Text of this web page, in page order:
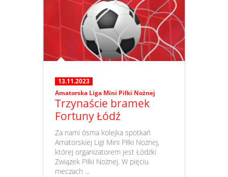
13.11.2023
Amatorska Liga Mini Piłki Nożnej
Trzynaście bramek
Fortuny Łódź
​ Za nami ósma kolejka spotkań
Amatorskiej Ligi Mini Piłki Nożnej,
której organizatorem jest Łódzki
Związek Piłki Nożnej. W pięciu
meczach ...